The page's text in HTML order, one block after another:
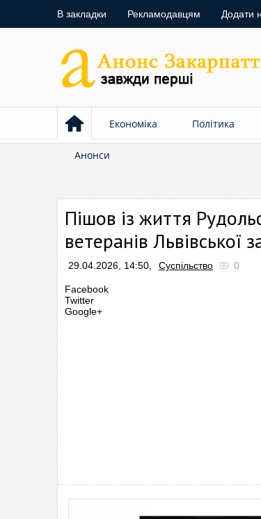
В закладки Рекламодавцям Додати
Економіка Політика
Анонси
Пішов із життя
ветеранів Львівської
29.04.2026, 14:50, Суспільство 0
Facebook
Twitter
Google+